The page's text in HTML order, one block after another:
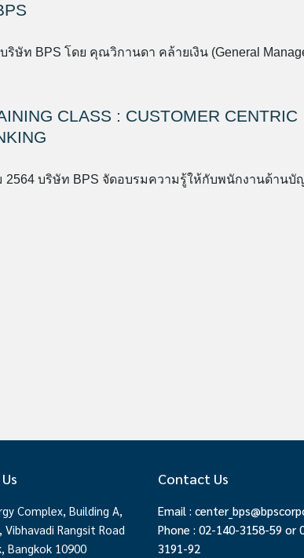
ริษัท BPS โดย คุณวิกานดา คล้ายเงิน (General
CLASS : CUSTOMER CENTRIC
2564 บริษัท BPS จัดอบรมความรู้ให้กับพนักงานด้านบั
Complex, Building A,
Rangsit Road
Bangkok 10900
Contact Us
Email :
Phone : 02-140-3158-59 or
3191-92